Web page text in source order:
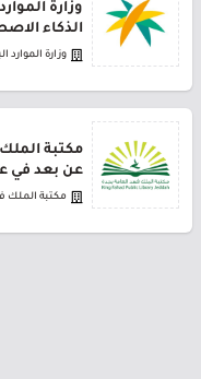
وزارة
الذكاء
وزارة الموارد
مكتبة
عن بعد في
مكتبة الملك